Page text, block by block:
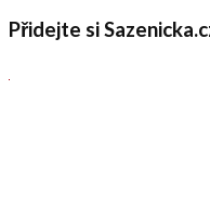
Přidejte si